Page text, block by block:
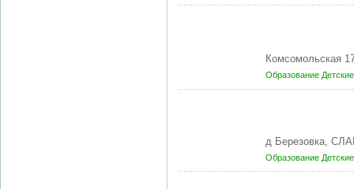
Комсомольская
Образование
д Березовка,
Образование